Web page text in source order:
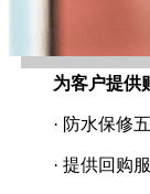
为客户提供
· 防水保修
· 提供回购